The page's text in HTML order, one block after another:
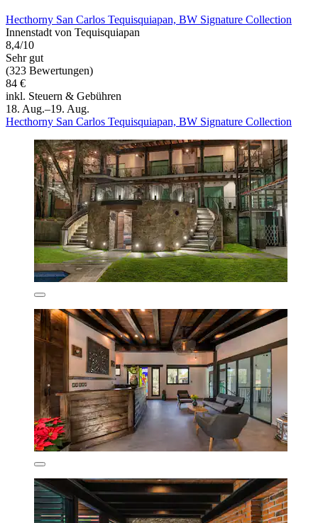
Hecthorny San Carlos Tequisquiapan, BW Signature Collection
Innenstadt von Tequisquiapan
8,4/10
Sehr gut
(323 Bewertungen)
84 €
inkl. Steuern & Gebühren
18. Aug.–19. Aug.
Hecthorny San Carlos Tequisquiapan, BW Signature Collection